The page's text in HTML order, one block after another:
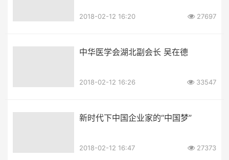
2018-02-12 16:20 27697
中华医学会湖北副会长 吴在德
2018-02-12 16:26 33547
新时代下中国企业家的“中国梦”
2018-02-12 16:47 27373